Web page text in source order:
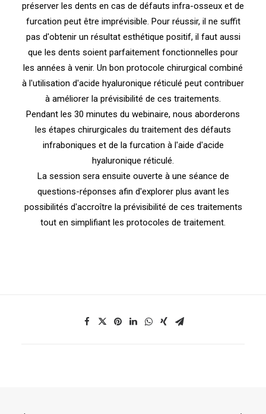
préserver les dents en cas de défauts infra-osseux et de
furcation peut être imprévisible. Pour réussir, il ne suffit
pas d'obtenir un résultat esthétique positif, il faut aussi
que les dents soient parfaitement fonctionnelles pour
les années à venir. Un bon protocole chirurgical combiné
à l'utilisation d'acide hyaluronique réticulé peut contribuer
à améliorer la prévisibilité de ces traitements.
Pendant les 30 minutes du webinaire, nous aborderons
les étapes chirurgicales du traitement des défauts
infraboniques et de la furcation à l'aide d'acide
hyaluronique réticulé.
La session sera ensuite ouverte à une séance de
questions-réponses afin d'explorer plus avant les
possibilités d'accroître la prévisibilité de ces traitements
tout en simplifiant les protocoles de traitement.